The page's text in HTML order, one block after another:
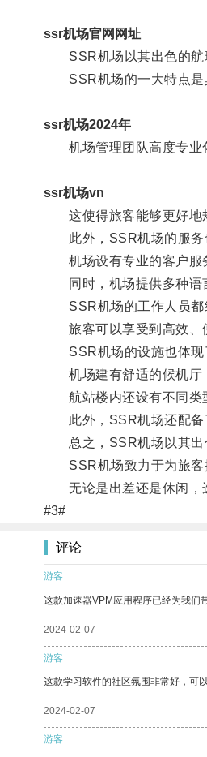
ssr机场官网网址
SSR机场以其出色的航班
SSR机场的一大特点是
ssr机场2024年
机场管理团队高度专业化
ssr机场vn
这使得旅客能够更好地规
此外，SSR机场的服务
机场设有专业的客户服务
同时，机场提供多种语
SSR机场的工作人员都
旅客可以享受到高效、便
SSR机场的设施也体现
机场建有舒适的候机厅，
航站楼内还设有不同类型
此外，SSR机场还配备了
总之，SSR机场以其出色
SSR机场致力于为旅客提
无论是出差还是休闲，
#3#
评论
游客
这款加速器VPM应用程序已经为我们
2024-02-07
游客
这款学习软件的社区氛围非常好，可
2024-02-07
游客